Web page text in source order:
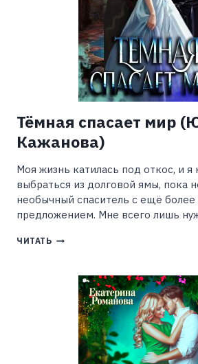
Тёмная спасает мир
Кажанова)
Моя жизнь катилась под откос, и я
выбраться из долговой ямы, пока
необычный спаситель с ещё
предложением. Мне всего лишь
ЧИТАТЬ ТЁМНАЯ
(ЮЛИЯ
КАЖАНОВА)